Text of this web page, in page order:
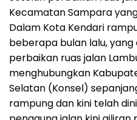
Kecamatan Sampara
Dalam Kota Kendari
beberapa bulan lalu,
perbaikan ruas jalan
menghubungkan
Selatan (Konsel)
rampung dan kini telah